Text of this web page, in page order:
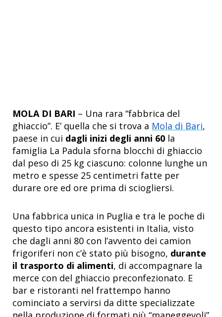
MOLA DI BARI – Una rara “fabbrica del
ghiaccio”. E’ quella che si trova a Mola di Bari,
paese in cui dagli inizi degli anni 60 la
famiglia La Padula sforna blocchi di ghiaccio
dal peso di 25 kg ciascuno: colonne lunghe un
metro e spesse 25 centimetri fatte per
durare ore ed ore prima di sciogliersi.
Una fabbrica unica in Puglia e tra le poche di
questo tipo ancora esistenti in Italia, visto
che dagli anni 80 con l’avvento dei camion
frigoriferi non c’è stato più bisogno, durante
il trasporto di alimenti, di accompagnare la
merce con del ghiaccio preconfezionato. E
bar e ristoranti nel frattempo hanno
cominciato a servirsi da ditte specializzate